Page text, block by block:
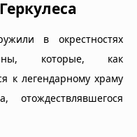
в окрестностях
которые, как
к легендарному храму
отождествлявшегося